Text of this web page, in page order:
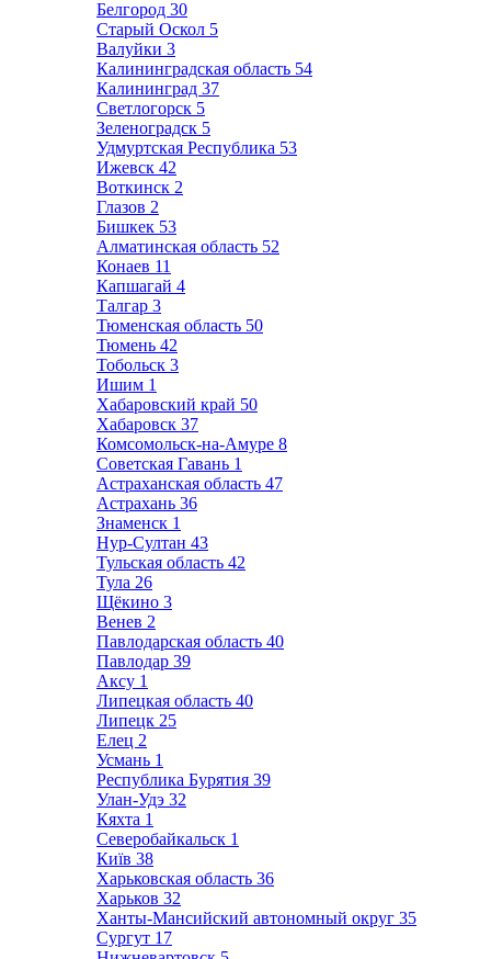
Белгород 30
Старый Оскол 5
Валуйки 3
Калининградская область 54
Калининград 37
Светлогорск 5
Зеленоградск 5
Удмуртская Республика 53
Ижевск 42
Воткинск 2
Глазов 2
Бишкек 53
Алматинская область 52
Конаев 11
Капшагай 4
Талгар 3
Тюменская область 50
Тюмень 42
Тобольск 3
Ишим 1
Хабаровский край 50
Хабаровск 37
Комсомольск-на-Амуре 8
Советская Гавань 1
Астраханская область 47
Астрахань 36
Знаменск 1
Нур-Султан 43
Тульская область 42
Тула 26
Щёкино 3
Венев 2
Павлодарская область 40
Павлодар 39
Аксу 1
Липецкая область 40
Липецк 25
Елец 2
Усмань 1
Республика Бурятия 39
Улан-Удэ 32
Кяхта 1
Северобайкальск 1
Київ 38
Харьковская область 36
Харьков 32
Ханты-Мансийский автономный округ 35
Сургут 17